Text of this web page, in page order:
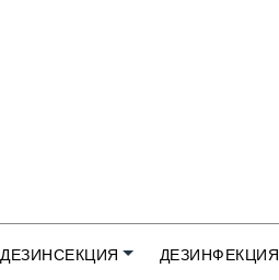
ДЕЗИНСЕКЦИЯ ДЕЗИНФЕКЦИЯ